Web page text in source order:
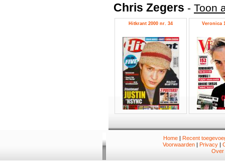
Chris Zegers - Toon
Hitkrant 2000 nr. 34 Veronica
Home| Recent
Voorwaarden | Privacy |
Over